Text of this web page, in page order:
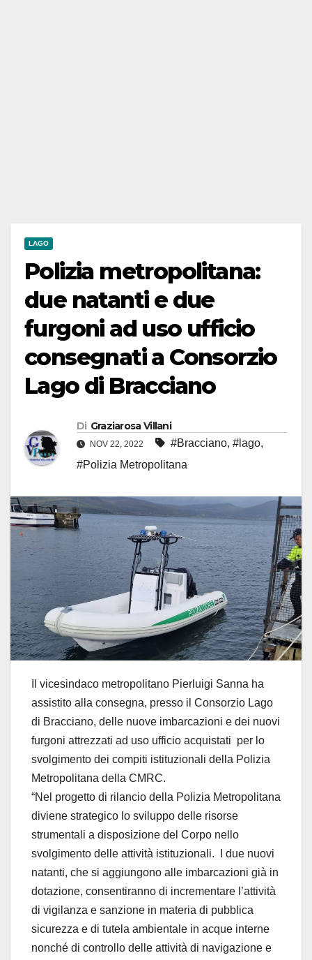
LAGO
Polizia metropolitana:
due natanti e due
furgoni ad uso ufficio
consegnati a Consorzio
Lago di Bracciano
Di Graziarosa Villani
NOV 22, 2022 #Bracciano, #lago,
#Polizia Metropolitana
Il vicesindaco metropolitano Pierluigi Sanna ha
assistito alla consegna, presso il Consorzio Lago
di Bracciano, delle nuove imbarcazioni e dei nuovi
furgoni attrezzati ad uso ufficio acquistati per lo
svolgimento dei compiti istituzionali della Polizia
Metropolitana della CMRC.
“Nel progetto di rilancio della Polizia Metropolitana
diviene strategico lo sviluppo delle risorse
strumentali a disposizione del Corpo nello
svolgimento delle attività istituzionali. I due nuovi
natanti, che si aggiungono alle imbarcazioni già in
dotazione, consentiranno di incrementare l’attività
di vigilanza e sanzione in materia di pubblica
sicurezza e di tutela ambientale in acque interne
nonché di controllo delle attività di navigazione e